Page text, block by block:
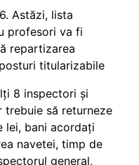
Astăzi, lista
profesori va fi
repartizarea
titularizabile
8 inspectori și
trebuie să returneze
lei, bani acordați
navetei, timp de
general,